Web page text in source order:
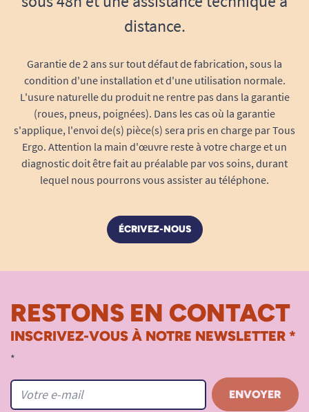
distance.
Garantie de 2 ans sur tout défaut de fabrication, sous la
condition d'une installation et d'une utilisation normale.
L'usure naturelle du produit ne rentre pas dans la garantie
(roues, pneus, poignées). Dans les cas où la garantie
s'applique, l'envoi de(s) pièce(s) sera pris en charge par Tous
Ergo. Attention la main d'œuvre reste à votre charge et un
diagnostic doit être fait au préalable par vos soins, durant
lequel nous pourrons vous assister au téléphone.
ÉCRIVEZ-NOUS
RESTONS EN CONTACT
INSCRIVEZ-VOUS À NOTRE NEWSLETTER *
*